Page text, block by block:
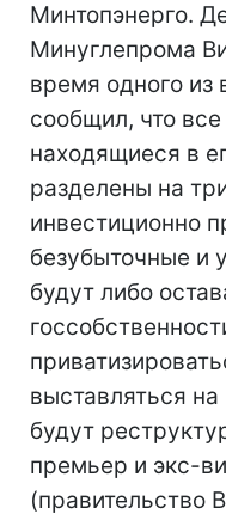
Минтопэнерго.
Минуглепрома
время одного из
сообщил, что
находящиеся в
разделены на
инвестиционно
безубыточные и
будут либо
выставляться
будут
премьер и экс-